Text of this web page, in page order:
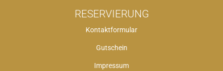
RESERVIERUNG
Kontaktformular
Gutschein
Impressum